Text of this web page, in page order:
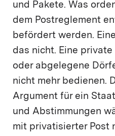
und Pakete. Was
dem Postreglement
befördert werden.
das nicht. Eine
oder abgelegene
nicht mehr bedienen.
Argument für ein
und Abstimmungen
mit privatisierter Post